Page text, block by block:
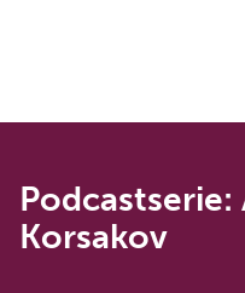
Korsakov